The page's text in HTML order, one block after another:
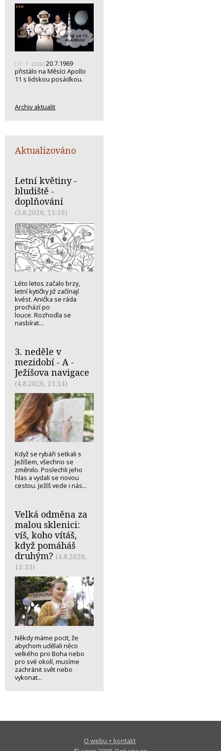
(17. 7. 2026) 20.7.1969
přistálo na Měsíci Apollo
11 s lidskou posádkou.
Archiv aktualit
Aktualizováno
Letní květiny -
bludiště -
doplňování
(5.8.2026, 15:16)
Léto letos začalo brzy,
letní kytičky již začínají
kvést. Anička se ráda
prochází po
louce. Rozhodla se
nasbírat...
3. neděle v
mezidobí - A -
Ježíšova navigace
(4.8.2026, 13:14)
Když se rybáři setkali s
Ježíšem, všechno se
změnilo. Poslechli jeho
hlas a vydali se novou
cestou. Ježíš vede i nás...
Velká odměna za
malou sklenici:
víš, koho vítáš,
když pomáháš
druhým? (4.8.2026,
11:33)
Někdy máme pocit, že
abychom udělali něco
velkého pro Boha nebo
pro své okolí, musíme
zachránit svět nebo
vykonat...
O webu + kontakt